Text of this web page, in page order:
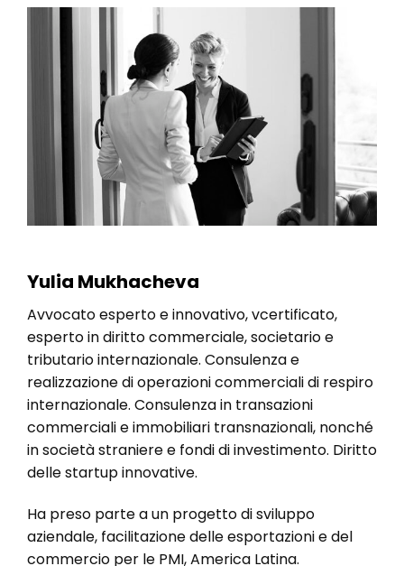
Yulia Mukhacheva
Avvocato esperto e innovativo, vcertificato,
esperto in diritto commerciale, societario e
tributario internazionale. Consulenza e
realizzazione di operazioni commerciali di respiro
internazionale. Consulenza in transazioni
commerciali e immobiliari transnazionali, nonché
in società straniere e fondi di investimento. Diritto
delle startup innovative.
Ha preso parte a un progetto di sviluppo
aziendale, facilitazione delle esportazioni e del
commercio per le PMI, America Latina.